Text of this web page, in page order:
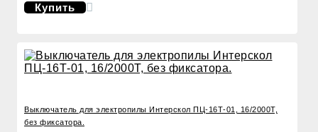
Купить
Выключатель для электропилы Интерскол ПЦ-16Т-01, 16/2000Т,
без фиксатора.